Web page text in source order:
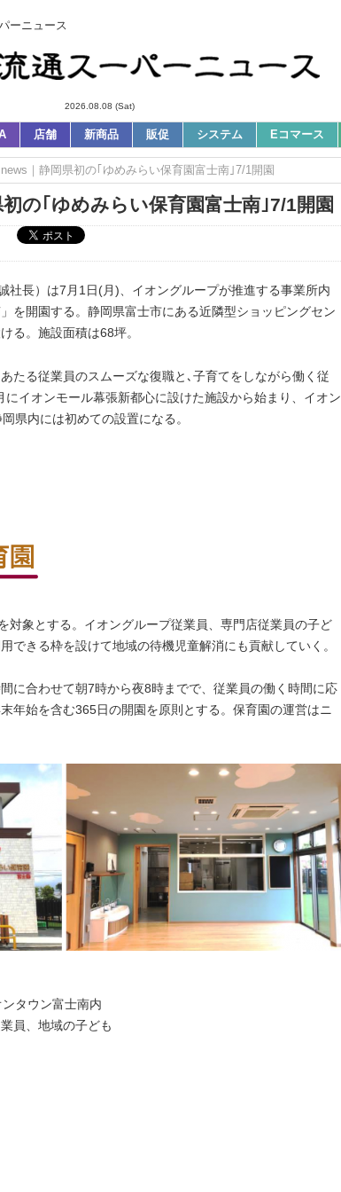
ーニュース
2026.08.08 (Sat)
店舗 新商品 販促 システム Eコマース
｜静岡県初の｢ゆめみらい保育園富士南｣7/1開園
の｢ゆめみらい保育園富士南｣7/1開園
社長）は7月1日(月)、イオングループが推進する事業所内
を開園する。静岡県富士市にある近隣型ショッピングセン
る。施設面積は68坪。
たる従業員のスムーズな復職と､子育てをしながら働く従
イオンモール幕張新都心に設けた施設から始まり、イオン
県内には初めての設置になる。
対象とする。イオングループ従業員、専門店従業員の子ど
できる枠を設けて地域の待機児童解消にも貢献していく。
に合わせて朝7時から夜8時までで、従業員の働く時間に応
年始を含む365日の開園を原則とする。保育園の運営はニ
タウン富士南内
員、地域の子ども